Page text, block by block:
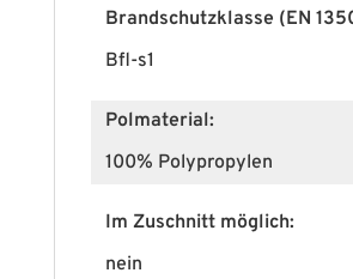
Brandschutzklasse (EN
Bfl-s1
Polmaterial:
100% Polypropylen
Im Zuschnitt möglich:
nein